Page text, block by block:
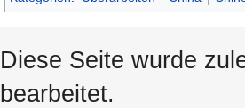
Diese Seite wurde
bearbeitet.